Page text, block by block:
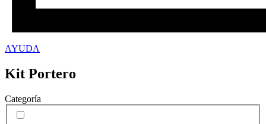
AYUDA
Kit Portero
Categoría